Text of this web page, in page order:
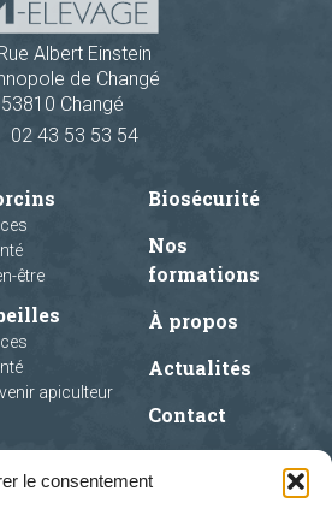
le consentement
Albert Einstein
de Changé
53810 Changé
02 43 53 53 54
être
apiculteur
Biosécurité
Nos
formations
À propos
Actualités
Contact